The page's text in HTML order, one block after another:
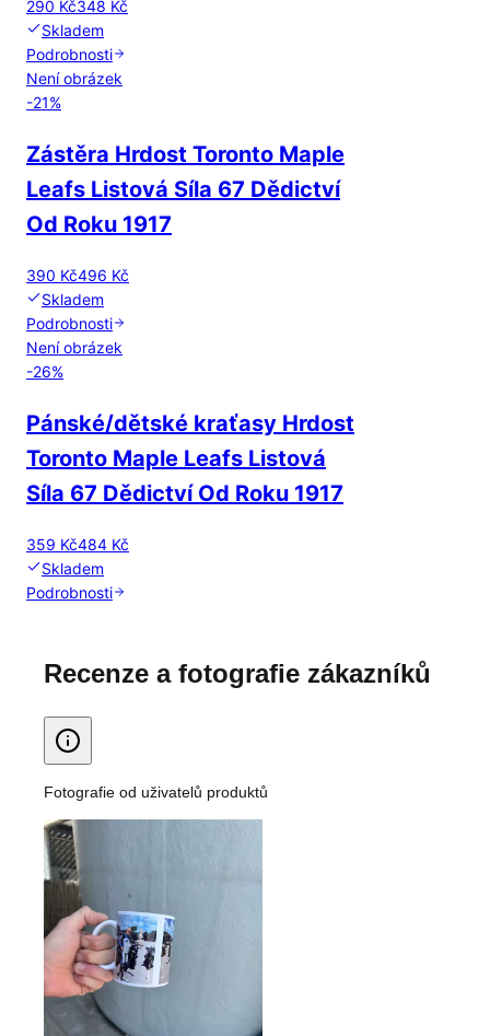
290 Kč348 Kč
Skladem
Podrobnosti
Není obrázek
-21%
Zástěra Hrdost Toronto Maple
Leafs Listová Síla 67 Dědictví
Od Roku 1917
390 Kč496 Kč
Skladem
Podrobnosti
Není obrázek
-26%
Pánské/dětské kraťasy Hrdost
Toronto Maple Leafs Listová
Síla 67 Dědictví Od Roku 1917
359 Kč484 Kč
Skladem
Podrobnosti
Recenze a fotografie zákazníků
Fotografie od uživatelů produktů